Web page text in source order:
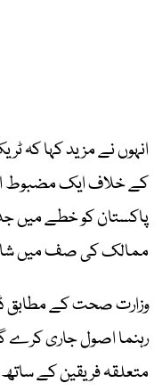
انہوں نے مزید کہا کہ
کے خلاف ایک مضبوط اور
پاکستان کو خطے میں
ممالک کی صف میں
وزارت صحت کے
رہنما اصول جاری کرے
متعلقہ فریقین کے